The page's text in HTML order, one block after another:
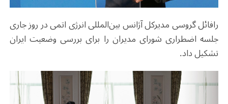
رافائل گروسی مدیرکل آژانس بین‌المللی انرژی اتمی در روز جاری
جلسه اضطراری شورای مدیران را برای بررسی وضعیت ایران
تشکیل داد.